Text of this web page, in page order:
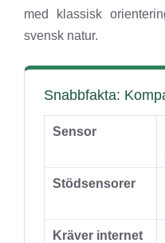
med klassisk
svensk natur.
Snabbfakta:
Sensor
Stödsensorer
Kräver internet